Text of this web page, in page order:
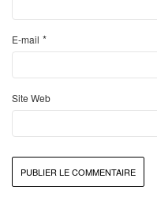
E-mail *
Site Web